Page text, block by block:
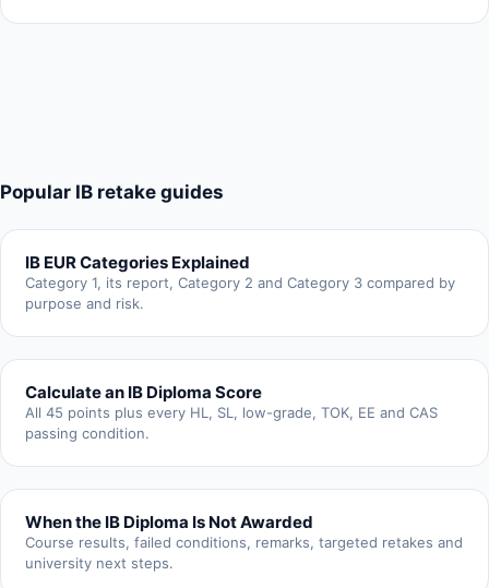
Popular IB retake guides
IB EUR Categories Explained
Category 1, its report, Category 2 and Category 3 compared by
purpose and risk.
Calculate an IB Diploma Score
All 45 points plus every HL, SL, low-grade, TOK, EE and CAS
passing condition.
When the IB Diploma Is Not Awarded
Course results, failed conditions, remarks, targeted retakes and
university next steps.